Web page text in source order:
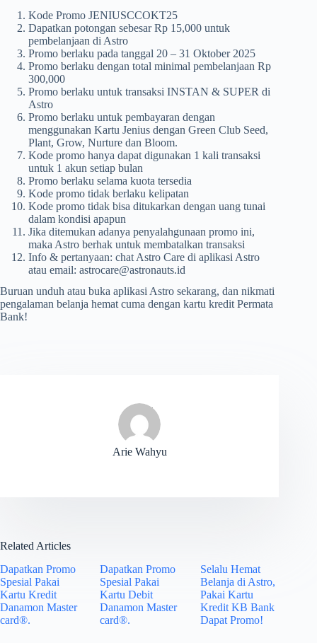
Kode Promo JENIUSCCOKT25
Dapatkan potongan sebesar Rp 15,000 untuk
pembelanjaan di Astro
Promo berlaku pada tanggal 20 – 31 Oktober 2025
Promo berlaku dengan total minimal pembelanjaan Rp
300,000
Promo berlaku untuk transaksi INSTAN & SUPER di
Astro
Promo berlaku untuk pembayaran dengan
menggunakan Kartu Jenius dengan Green Club Seed,
Plant, Grow, Nurture dan Bloom.
Kode promo hanya dapat digunakan 1 kali transaksi
untuk 1 akun setiap bulan
Promo berlaku selama kuota tersedia
Kode promo tidak berlaku kelipatan
Kode promo tidak bisa ditukarkan dengan uang tunai
dalam kondisi apapun
Jika ditemukan adanya penyalahgunaan promo ini,
maka Astro berhak untuk membatalkan transaksi
Info & pertanyaan: chat Astro Care di aplikasi Astro
atau email: astrocare@astronauts.id
Buruan unduh atau buka aplikasi Astro sekarang, dan nikmati
pengalaman belanja hemat cuma dengan kartu kredit Permata
Bank!
Arie Wahyu
Related Articles
Dapatkan Promo
Spesial Pakai
Kartu Kredit
Danamon Master
card®.
Dapatkan Promo
Spesial Pakai
Kartu Debit
Danamon Master
card®.
Selalu Hemat
Belanja di Astro,
Pakai Kartu
Kredit KB Bank
Dapat Promo!